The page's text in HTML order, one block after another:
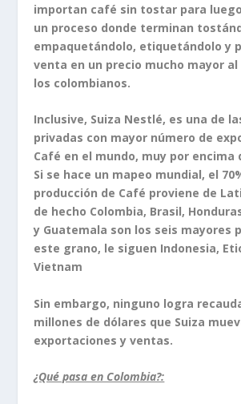
importan café sin tostar para
un proceso donde terminan
empaquetándolo, etiquetándolo y
venta en un precio mucho mayor al
los colombianos.
Inclusive, Suiza Nestlé, es una de
privadas con mayor número de
Café en el mundo, muy por encima
Si se hace un mapeo mundial, el
producción de Café proviene de
de hecho Colombia, Brasil,
y Guatemala son los seis mayores
este grano, le siguen Indonesia,
Vietnam
Sin embargo, ninguno logra
millones de dólares que Suiza
exportaciones y ventas.
¿Qué pasa en Colombia?: